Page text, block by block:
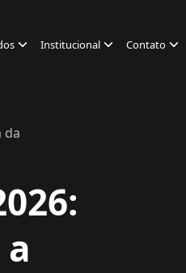
Institucional Contato
da